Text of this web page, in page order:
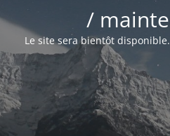
/
Le site sera bientôt